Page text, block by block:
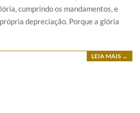
cumprindo os mandamentos, e
depreciação. Porque a glória
LEIA MAIS →